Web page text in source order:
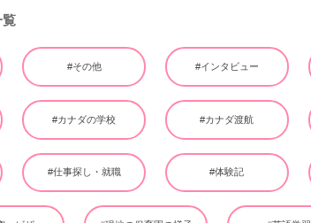
#その他 #インタビュー
#カナダの学校 #カナダ渡航
#仕事探し・就職 #体験記